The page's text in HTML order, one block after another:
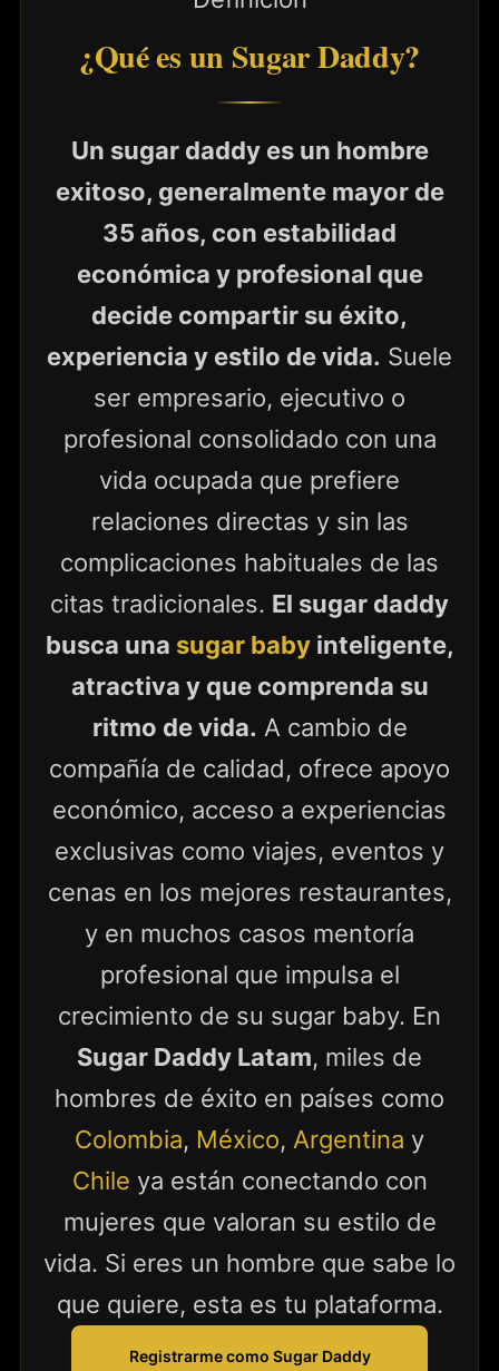
¿Qué es un Sugar Daddy?
Un sugar daddy es un hombre
exitoso, generalmente mayor de
35 años, con estabilidad
económica y profesional que
decide compartir su éxito,
experiencia y estilo de vida. Suele
ser empresario, ejecutivo o
profesional consolidado con una
vida ocupada que prefiere
relaciones directas y sin las
complicaciones habituales de las
citas tradicionales. El sugar daddy
busca una sugar babyinteligente,
atractiva y que comprenda su
ritmo de vida. A cambio de
compañía de calidad, ofrece apoyo
económico, acceso a experiencias
exclusivas como viajes, eventos y
cenas en los mejores restaurantes,
y en muchos casos mentoría
profesional que impulsa el
crecimiento de su sugar baby. En
Sugar Daddy Latam, miles de
hombres de éxito en países como
Colombia, México, Argentina y
Chile ya están conectando con
mujeres que valoran su estilo de
vida. Si eres un hombre que sabe lo
que quiere, esta es tu plataforma.
Registrarme como Sugar Daddy